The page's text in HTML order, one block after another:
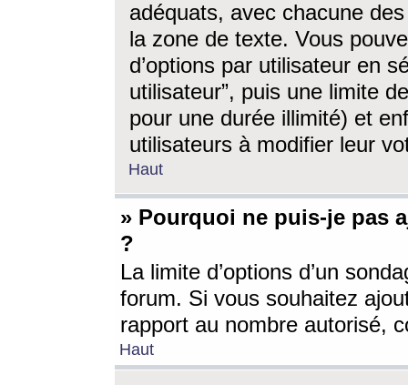
adéquats, avec chacune
la zone de texte. Vous
d’options par utilisateur en
utilisateur”, puis une limite
pour une durée illimité) et
utilisateurs à modifier leur
Haut
» Pourquoi ne puis-je pas
?
La limite d’options d’un
forum. Si vous souhaitez
rapport au nombre autorisé,
Haut